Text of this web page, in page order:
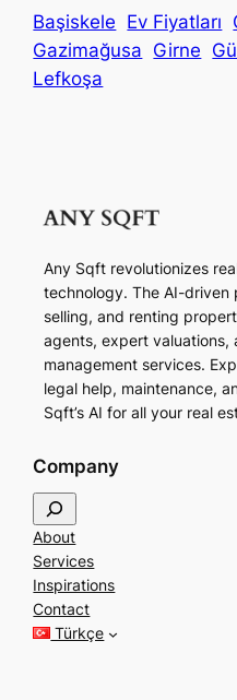
Başiskele Ev Fiyatları
Gazimağusa Girne
Lefkoşa
Any Sqft revolutionizes
technology. The AI-driven
selling, and renting
agents, expert valuations,
management services.
legal help, maintenance,
Sqft’s AI for all your real
Company
e
a
r
c
h
About
Services
Inspirations
Contact
Türkçe